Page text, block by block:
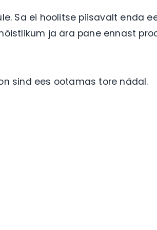
Sa ei hoolitse piisavalt enda
ja ära pane ennast
sind ees ootamas tore nädal.